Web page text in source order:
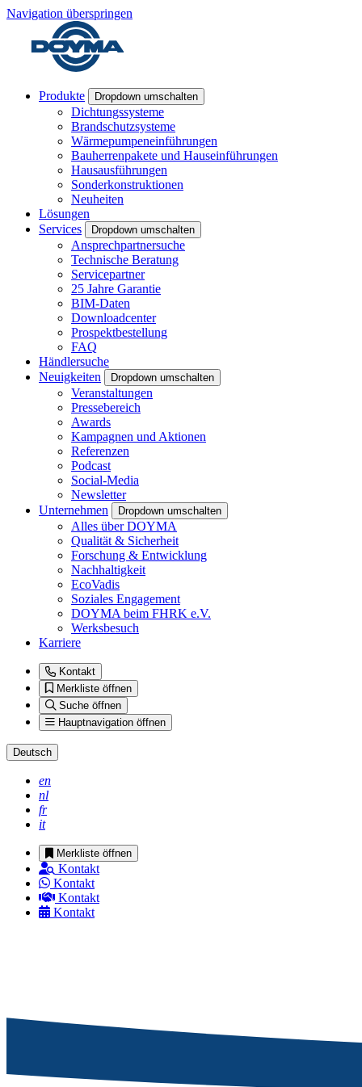
Navigation überspringen
Produkte Dropdown umschalten
Dichtungssysteme
Brandschutzsysteme
Wärmepumpeneinführungen
Bauherrenpakete und Hauseinführungen
Hausausführungen
Sonderkonstruktionen
Neuheiten
Lösungen
Services
Dropdown umschalten
Ansprechpartnersuche
Technische Beratung
Servicepartner
25 Jahre Garantie
BIM-Daten
Downloadcenter
Prospektbestellung
FAQ
Händlersuche
Neuigkeiten
Dropdown umschalten
Veranstaltungen
Pressebereich
Awards
Kampagnen und Aktionen
Referenzen
Podcast
Social-Media
Newsletter
Unternehmen
Dropdown umschalten
Alles über DOYMA
Qualität & Sicherheit
Forschung & Entwicklung
Nachhaltigkeit
EcoVadis
Soziales Engagement
DOYMA beim FHRK e.V.
Werksbesuch
Karriere
Kontakt
Merkliste öffnen
Suche öffnen
Hauptnavigation öffnen
Deutsch
en
nl
fr
it
Merkliste öffnen
Kontakt
Kontakt
Kontakt
Kontakt